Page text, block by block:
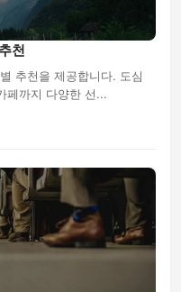
천
추천을 제공합니다. 도심
페까지 다양한 선...